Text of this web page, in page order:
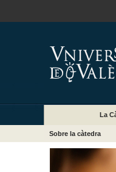
La
Sobre la càtedra